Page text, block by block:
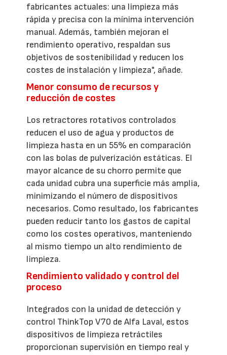
fabricantes actuales: una limpieza más
rápida y precisa con la mínima intervención
manual. Además, también mejoran el
rendimiento operativo, respaldan sus
objetivos de sostenibilidad y reducen los
costes de instalación y limpieza", añade.
Menor consumo de recursos y
reducción de costes
Los retractores rotativos controlados
reducen el uso de agua y productos de
limpieza hasta en un 55% en comparación
con las bolas de pulverización estáticas. El
mayor alcance de su chorro permite que
cada unidad cubra una superficie más amplia,
minimizando el número de dispositivos
necesarios. Como resultado, los fabricantes
pueden reducir tanto los gastos de capital
como los costes operativos, manteniendo
al mismo tiempo un alto rendimiento de
limpieza.
Rendimiento validado y control del
proceso
Integrados con la unidad de detección y
control ThinkTop V70 de Alfa Laval, estos
dispositivos de limpieza retráctiles
proporcionan supervisión en tiempo real y